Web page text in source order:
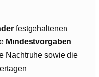
festgehaltenen
Mindestvorgaben
Nachtruhe sowie die